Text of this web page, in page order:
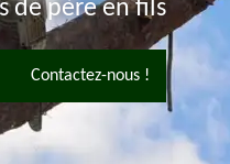
de père en fils
Contactez-nous !